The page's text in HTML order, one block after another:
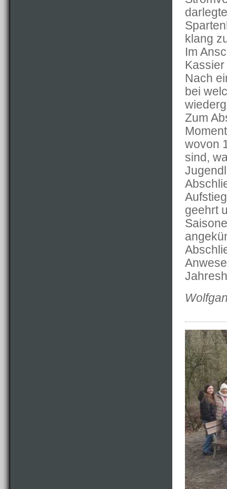
klang
Im
Nach
bei
Zum
wovon
sind,
geehrt